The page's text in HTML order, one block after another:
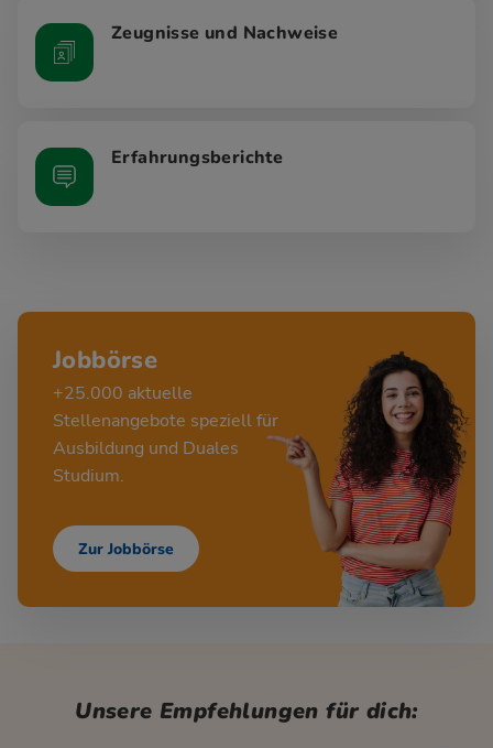
Zeugnisse und Nachweise
Erfahrungsberichte
Jobbörse
+25.000 aktuelle
Stellenangebote speziell für
Ausbildung und Duales
Studium.
Zur Jobbörse
Unsere Empfehlungen für dich: